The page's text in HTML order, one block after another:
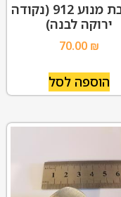
תושבת מנוע 912 (נקודה
ירוקה לבנה)
70.00 ₪
הוספה לסל